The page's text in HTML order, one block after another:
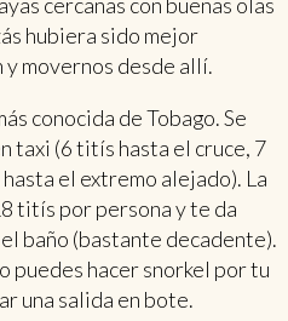
hubiera sido mejor
y movernos desde allí.
conocida de Tobago. Se
taxi (6 titís hasta el cruce, 7
el extremo alejado). La
titís por persona y te da
baño (bastante decadente).
puedes hacer snorkel por tu
una salida en bote.